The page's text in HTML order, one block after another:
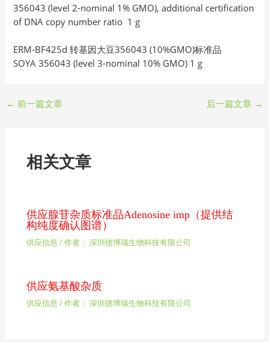
356043 (level 2-nominal 1% GMO), additional certification
of DNA copy number ratio 1 g
ERM-BF425d 转基因大豆356043 (10%GMO)标准品
SOYA 356043 (level 3-nominal 10% GMO) 1 g
← 前一篇文章 后一篇文章 →
相关文章
供应腺苷杂质标准品Adenosine imp（提供结
构纯度确认图谱）
供应信息 / 作者： 深圳德博瑞生物科技有限公司
供应氨基酸杂质
供应信息 / 作者： 深圳德博瑞生物科技有限公司